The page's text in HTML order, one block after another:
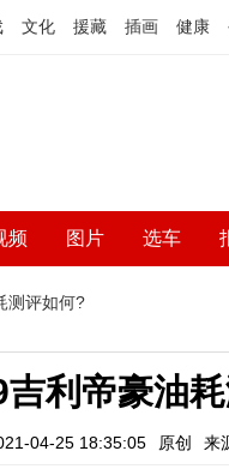
文化 援藏 插画 健康
频 图片 选车
测评如何?
吉利帝豪油
04-25 18:35:05 原创 来